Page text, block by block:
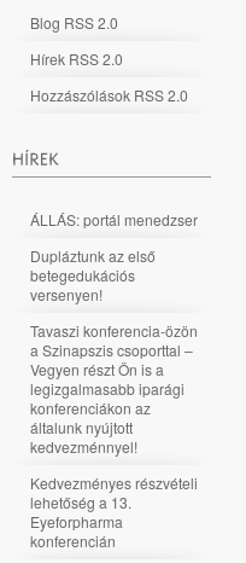
Blog RSS 2.0
Hírek RSS 2.0
Hozzászólások RSS 2.0
ÁLLÁS: portál menedzser
Dupláztunk az első
betegedukációs
versenyen!
Tavaszi konferencia-özön
a Szinapszis csoporttal –
Vegyen részt Ön is a
legizgalmasabb iparági
konferenciákon az
általunk nyújtott
kedvezménnyel!
Kedvezményes részvételi
lehetőség a 13.
Eyeforpharma
konferencián